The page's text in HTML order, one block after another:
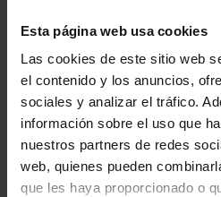
Esta página web usa cookies
Las cookies de este sitio web
el contenido y los anuncios,
sociales y analizar el tráfico.
información sobre el uso que
nuestros partners de redes
web, quienes pueden
que les haya proporcionado o